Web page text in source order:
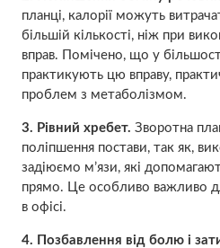
планці, калорії можуть
більшій кількості, ніж при
вправ. Помічено, що у
практикують цю вправу,
проблем з метаболізмом.
3. Рівний хребет. Зворотна
поліпшення постави, так як,
задіюємо м’язи, які
прямо. Це особливо важливо
в офісі.
4. Позбавлення від болю і